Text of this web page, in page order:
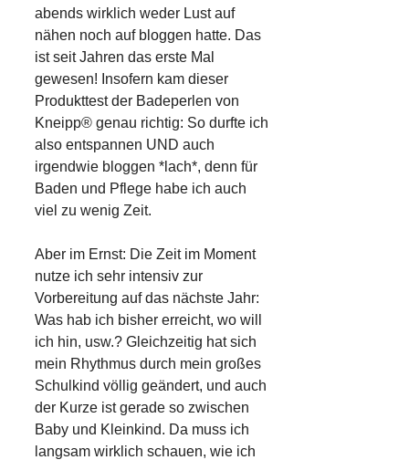
abends wirklich weder Lust auf
nähen noch auf bloggen hatte. Das
ist seit Jahren das erste Mal
gewesen! Insofern kam dieser
Produkttest der Badeperlen von
Kneipp® genau richtig: So durfte ich
also entspannen UND auch
irgendwie bloggen *lach*, denn für
Baden und Pflege habe ich auch
viel zu wenig Zeit.
Aber im Ernst: Die Zeit im Moment
nutze ich sehr intensiv zur
Vorbereitung auf das nächste Jahr:
Was hab ich bisher erreicht, wo will
ich hin, usw.? Gleichzeitig hat sich
mein Rhythmus durch mein großes
Schulkind völlig geändert, und auch
der Kurze ist gerade so zwischen
Baby und Kleinkind. Da muss ich
langsam wirklich schauen, wie ich